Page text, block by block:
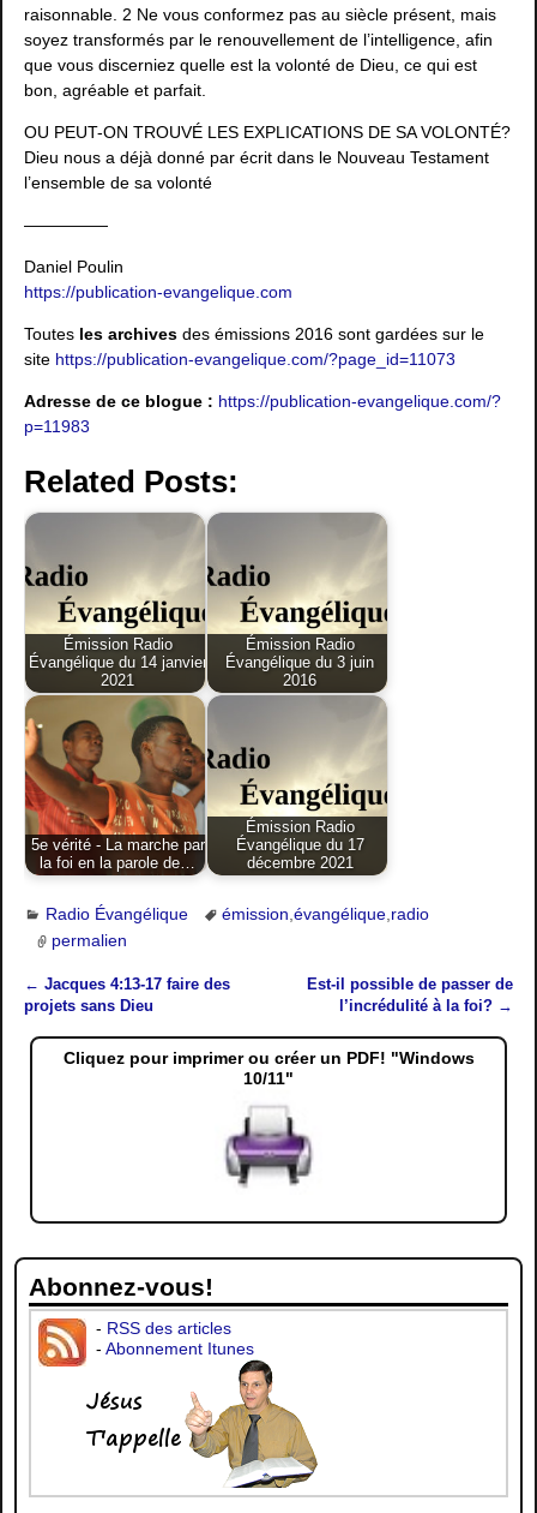
raisonnable. 2 Ne vous conformez pas au siècle présent, mais
soyez transformés par le renouvellement de l’intelligence, afin
que vous discerniez quelle est la volonté de Dieu, ce qui est
bon, agréable et parfait.
OU PEUT-ON TROUVÉ LES EXPLICATIONS DE SA VOLONTÉ?
Dieu nous a déjà donné par écrit dans le Nouveau Testament
l’ensemble de sa volonté
—————
Daniel Poulin
https://publication-evangelique.com
Toutes les archives des émissions 2016 sont gardées sur le
site https://publication-evangelique.com/?page_id=11073
Adresse de ce blogue : https://publication-evangelique.com/?
p=11983
Related Posts:
Émission Radio
Évangélique du 14 janvier
2021
Émission Radio
Évangélique du 3 juin
2016
5e vérité - La marche par
la foi en la parole de…
Émission Radio
Évangélique du 17
décembre 2021
Radio Évangélique émission évangélique, radio
permalien
Navigation des articles
← Jacques 4:13-17 faire des
projets sans Dieu
Est-il possible de passer de
l’incrédulité à la foi? →
Cliquez pour imprimer ou créer un PDF! "Windows
10/11"
Abonnez-vous!
- RSS des articles
-Abonnement Itunes